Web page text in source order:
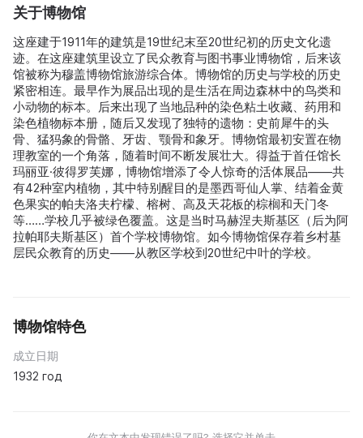
关于博物馆
这座建于1911年的建筑是19世纪末至20世纪初的历史文化遗
迹。在这座建筑里设立了民众教育与图书事业博物馆，后来该
馆被称为穆盖博物馆旅游综合体。博物馆的历史与学校的历史
紧密相连。最早作为展品出现的是生活在周边森林中的鸟类和
小动物的标本。后来出现了当地品种的染色粘土收藏、药用和
染色植物标本册，随后又发现了独特的遗物：史前犀牛的头
骨、猛犸象的骨骼、牙齿、颚骨和象牙。博物馆最初安置在物
理教室的一个角落，随着时间不断发展壮大。得益于首任馆长
玛丽亚·彼得罗芙娜，博物馆增添了令人惊奇的活体展品——共
有42种室内植物，其中特别醒目的是墨西哥仙人掌、结着金黄
色果实的帕夫洛夫柠檬、榕树、高及天花板的棕榈和天门冬
等……学校几乎被绿色覆盖。这是当时马赫涅夫斯基区（后为阿
拉帕耶夫斯基区）首个学校博物馆。如今博物馆保存着乡村基
层民众教育的历史——从教区学校到20世纪中叶的学校。
博物馆特色
成立日期
1932 год